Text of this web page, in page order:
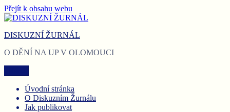
Přejít k obsahu webu
DISKUZNÍ ŽURNÁL
O DĚNÍ NA UP V OLOMOUCI
Úvodní stránka
O Diskuzním Žurnálu
Jak publikovat